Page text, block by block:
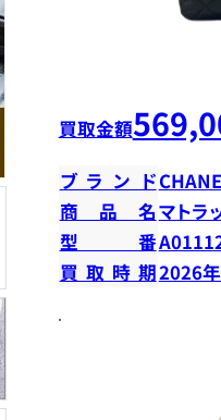
買取金額
ブランド
商品名マトラ
型番
買取時期2026